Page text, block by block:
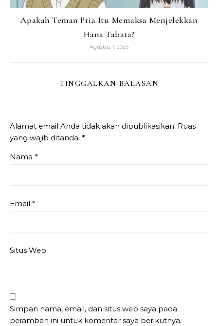
Apakah Teman Pria Itu Memaksa Menjelekkan
Hana Tabata?
Agustus 7, 2026
TINGGALKAN BALASAN
Alamat email Anda tidak akan dipublikasikan. Ruas
yang wajib ditandai *
Nama *
Email *
Situs Web
Simpan nama, email, dan situs web saya pada
peramban ini untuk komentar saya berikutnya.